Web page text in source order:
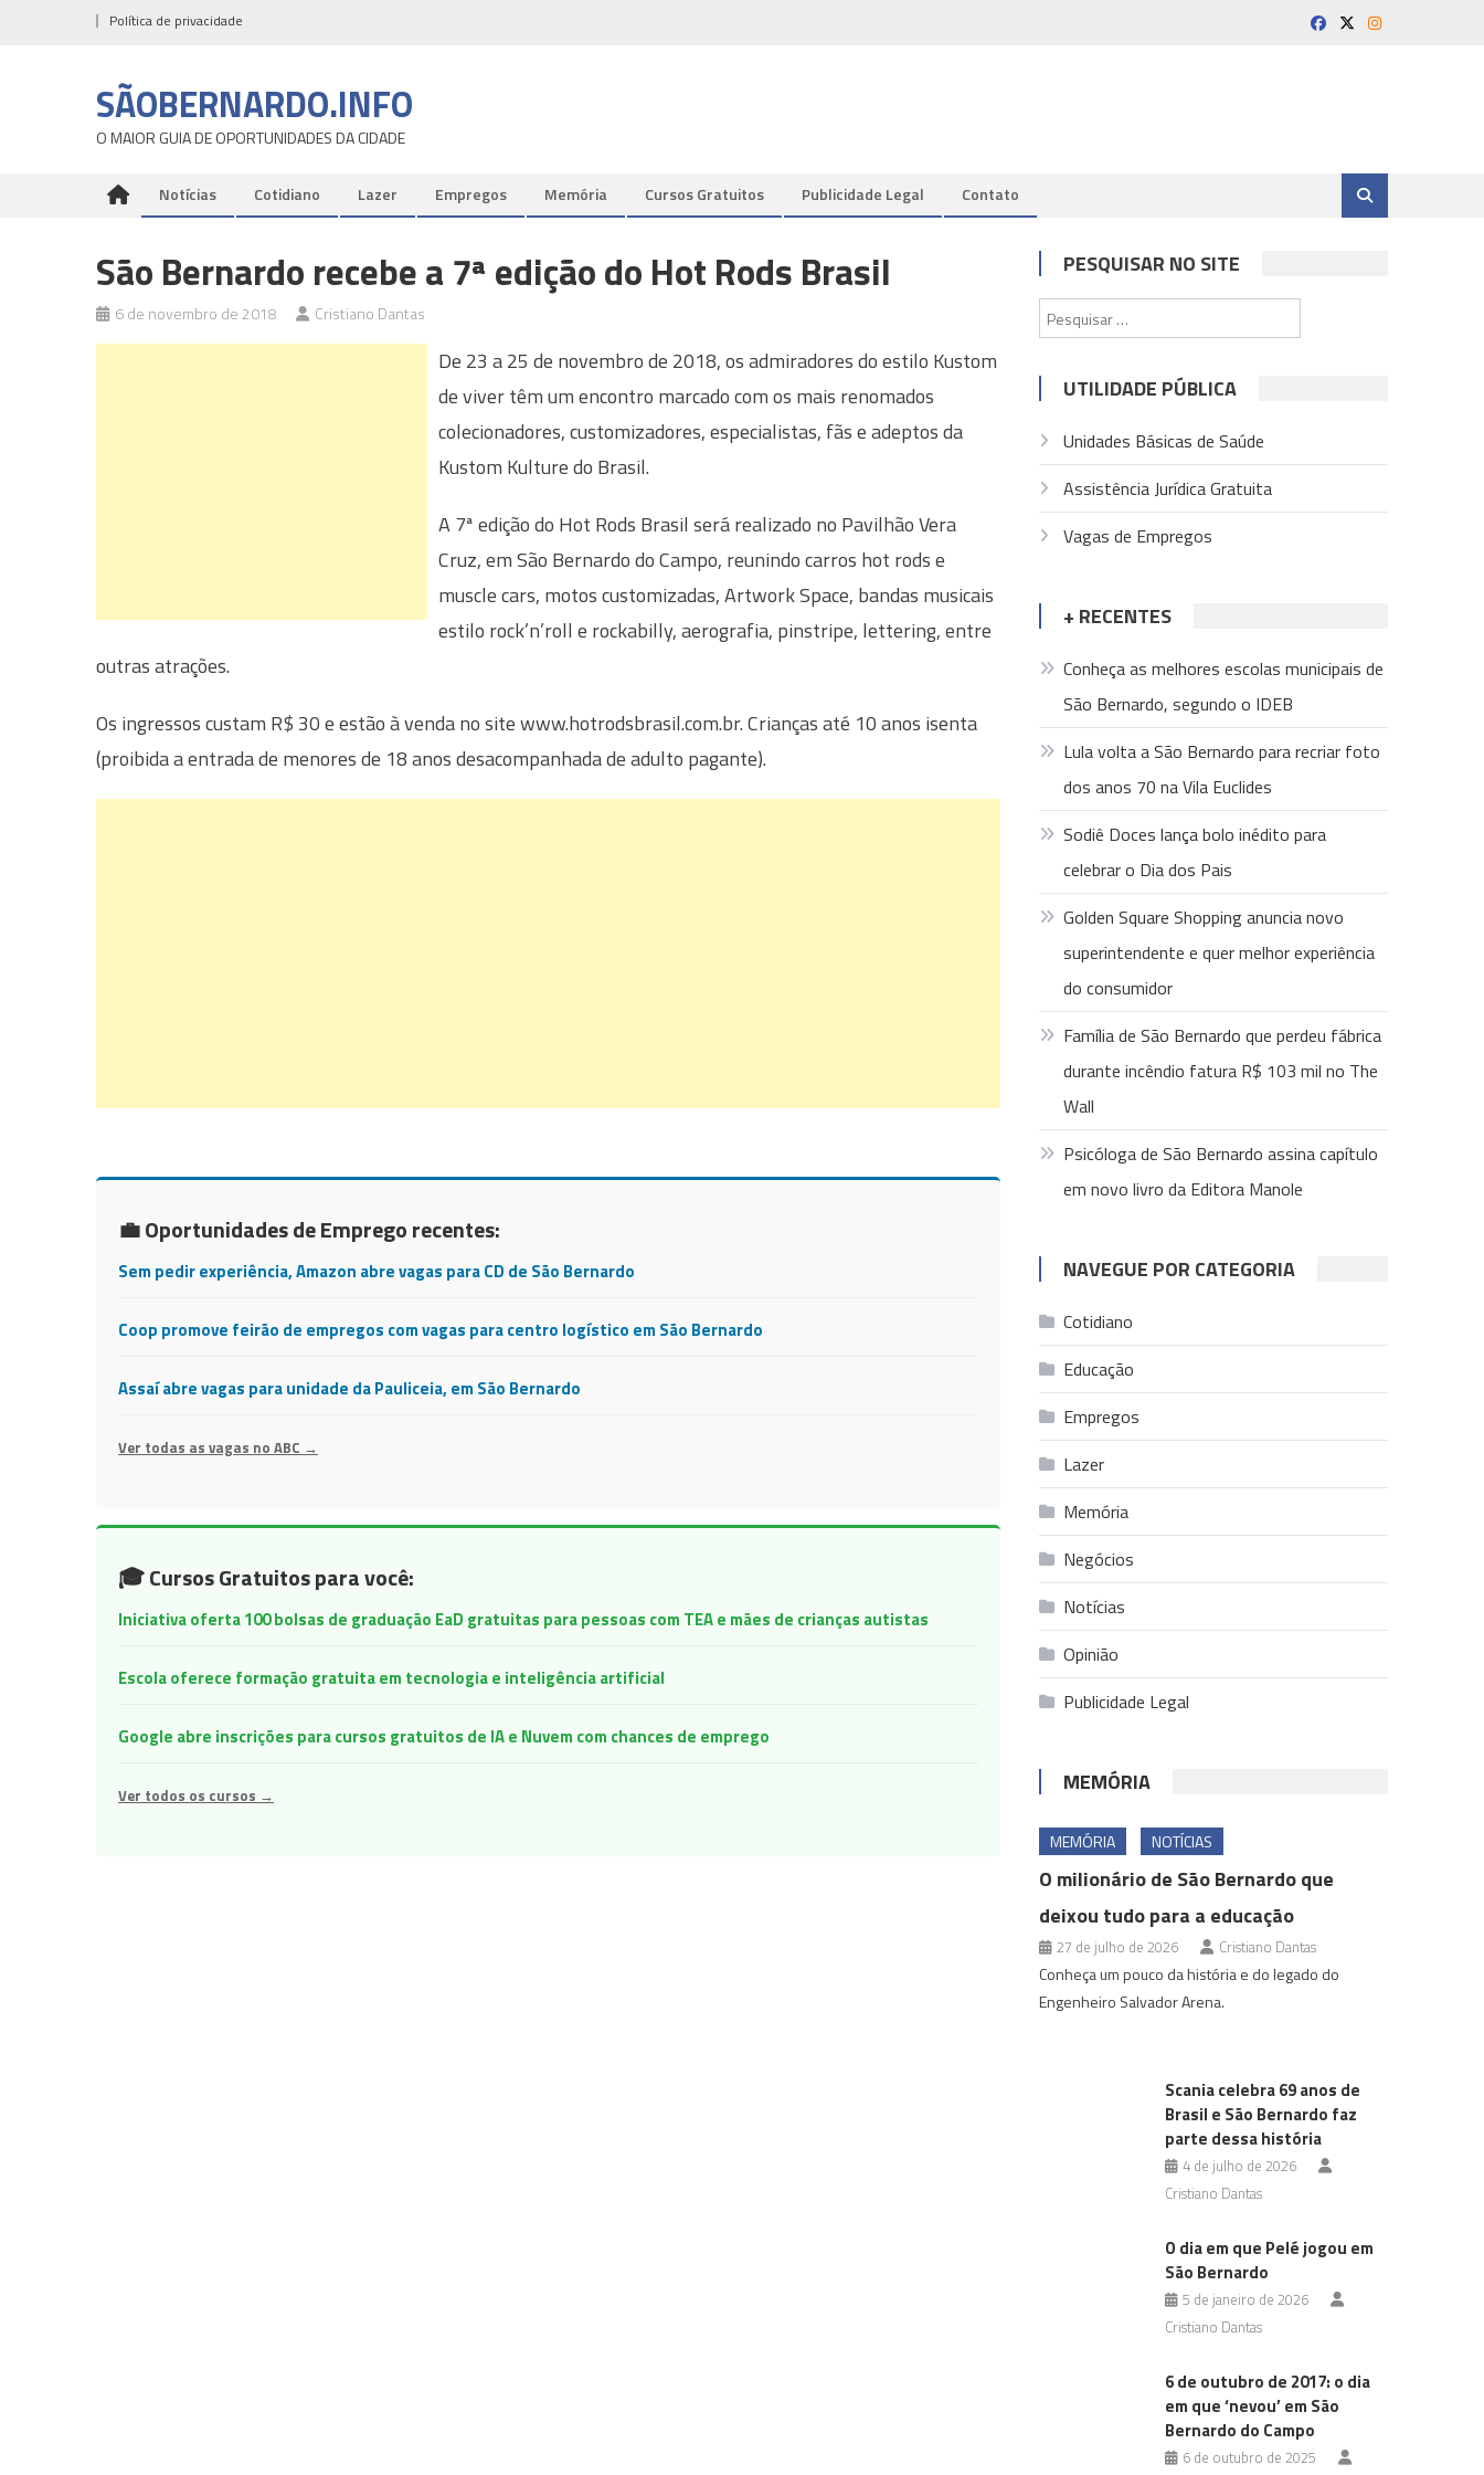
Política de privacidade
SÃOBERNARDO.INFO
O MAIOR GUIA DE OPORTUNIDADES DA CIDADE
Notícias Cotidiano Lazer Empregos Memória Cursos Gratuitos Publicidade Legal Contato
São Bernardo recebe a 7ª edição do Hot Rods Brasil
6 de novembro de 2018 Cristiano Dantas
De 23 a 25 de novembro de 2018, os admiradores do estilo Kustom
de viver têm um encontro marcado com os mais renomados
colecionadores, customizadores, especialistas, fãs e adeptos da
Kustom Kulture do Brasil.
A 7ª edição do Hot Rods Brasil será realizado no Pavilhão Vera
Cruz, em São Bernardo do Campo, reunindo carros hot rods e
muscle cars, motos customizadas, Artwork Space, bandas musicais
estilo rock’n’roll e rockabilly, aerografia, pinstripe, lettering, entre
outras atrações.
Os ingressos custam R$ 30 e estão à venda no site www.hotrodsbrasil.com.br. Crianças até 10 anos isenta
(proibida a entrada de menores de 18 anos desacompanhada de adulto pagante).
💼 Oportunidades de Emprego recentes:
Sem pedir experiência, Amazon abre vagas para CD de São Bernardo
Coop promove feirão de empregos com vagas para centro logístico em São Bernardo
Assaí abre vagas para unidade da Pauliceia, em São Bernardo
Ver todas as vagas no ABC →
🎓 Cursos Gratuitos para você:
Iniciativa oferta 100 bolsas de graduação EaD gratuitas para pessoas com TEA e mães de crianças autistas
Escola oferece formação gratuita em tecnologia e inteligência artificial
Google abre inscrições para cursos gratuitos de IA e Nuvem com chances de emprego
Ver todos os cursos →
PESQUISAR NO SITE
por:
UTILIDADE PÚBLICA
Unidades Básicas de Saúde
Assistência Jurídica Gratuita
Vagas de Empregos
+ RECENTES
Conheça as melhores escolas municipais de
São Bernardo, segundo o IDEB
Lula volta a São Bernardo para recriar foto
dos anos 70 na Vila Euclides
Sodiê Doces lança bolo inédito para
celebrar o Dia dos Pais
Golden Square Shopping anuncia novo
superintendente e quer melhor experiência
do consumidor
Família de São Bernardo que perdeu fábrica
durante incêndio fatura R$ 103 mil no The
Wall
Psicóloga de São Bernardo assina capítulo
em novo livro da Editora Manole
NAVEGUE POR CATEGORIA
Cotidiano
Educação
Empregos
Lazer
Memória
Negócios
Notícias
Opinião
Publicidade Legal
MEMÓRIA
MEMÓRIA NOTÍCIAS
O milionário de São Bernardo que
deixou tudo para a educação
27 de julho de 2026 Cristiano Dantas
Conheça um pouco da história e do legado do
Engenheiro Salvador Arena.
Scania celebra 69 anos de
Brasil e São Bernardo faz
parte dessa história
4 de julho de 2026
Cristiano Dantas
O dia em que Pelé jogou em
São Bernardo
5 de janeiro de 2026
Cristiano Dantas
6 de outubro de 2017: o dia
em que ‘nevou’ em São
Bernardo do Campo
6 de outubro de 2025